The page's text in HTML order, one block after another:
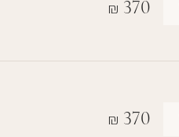
₪ 370
₪ 370